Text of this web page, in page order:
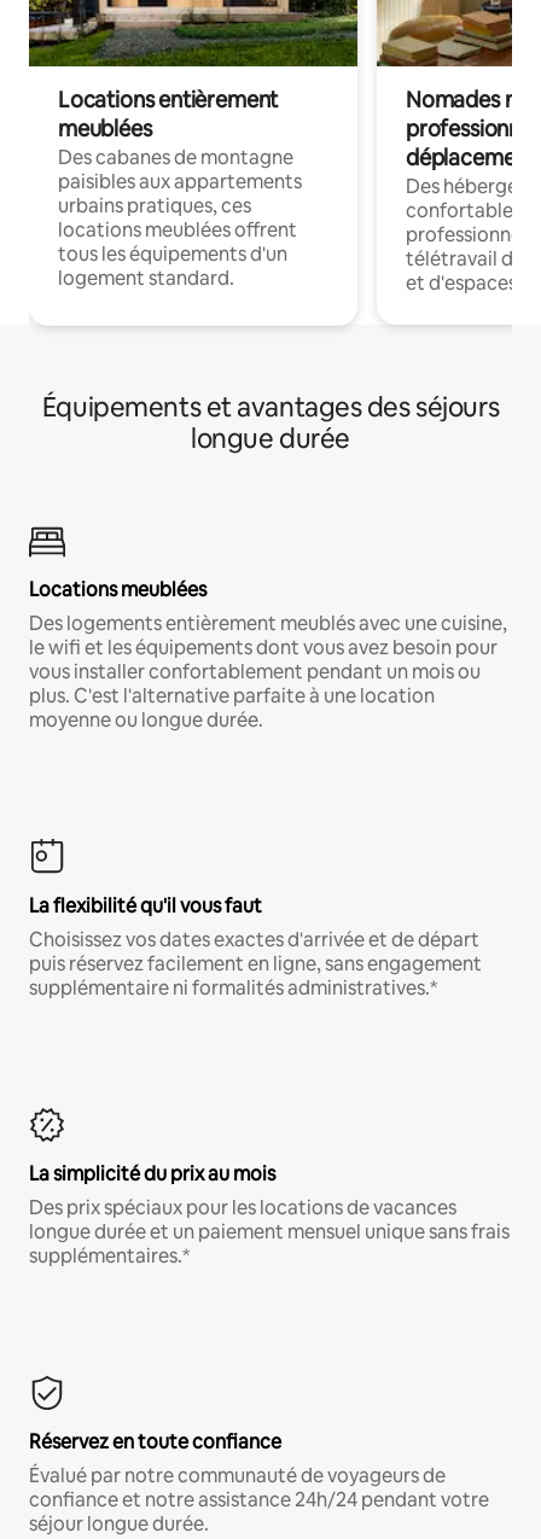
Locations entièrement
meublées
Des cabanes de montagne
paisibles aux appartements
urbains pratiques, ces
locations meublées offrent
tous les équipements d'un
logement standard.
Nomades
déplacement
Des
confortables
professionnels
télétravail
et d'espaces
Équipements et avantages des séjours
longue durée
Locations meublées
Des logements entièrement meublés avec une cuisine,
le wifi et les équipements dont vous avez besoin pour
vous installer confortablement pendant un mois ou
plus. C'est l'alternative parfaite à une location
moyenne ou longue durée.
La flexibilité qu'il vous faut
Choisissez vos dates exactes d'arrivée et de départ
puis réservez facilement en ligne, sans engagement
supplémentaire ni formalités administratives.*
La simplicité du prix au mois
Des prix spéciaux pour les locations de vacances
longue durée et un paiement mensuel unique sans frais
supplémentaires.*
Réservez en toute confiance
Évalué par notre communauté de voyageurs de
confiance et notre assistance 24h/24 pendant votre
séjour longue durée.